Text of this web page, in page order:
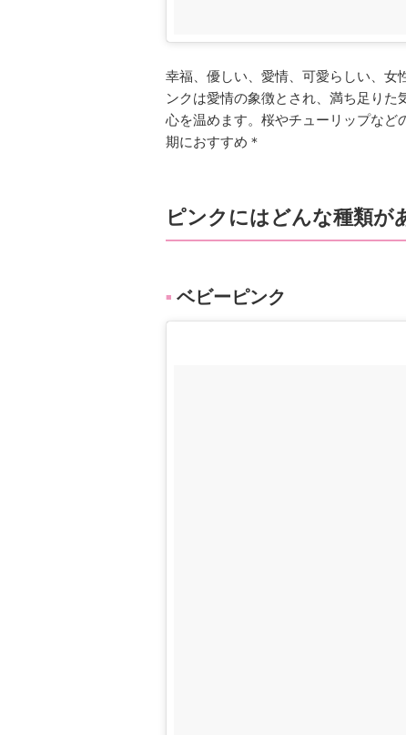
幸福、優しい、愛情、可愛らしい、女
ンクは愛情の象徴とされ、満ち足りた
心を温めます。桜やチューリップなど
期におすすめ＊
ピンクにはどんな種類が
■ ベビーピンク